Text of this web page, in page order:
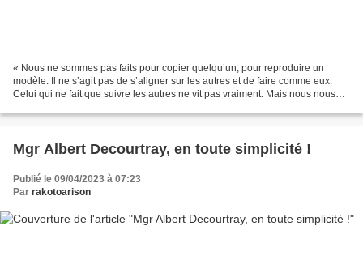
« Nous ne sommes pas faits pour copier quelqu’un, pour reproduire un
modèle. Il ne s’agit pas de s’aligner sur les autres et de faire comme eux.
Celui qui ne fait que suivre les autres ne vit pas vraiment. Mais nous nous
Mgr Albert Decourtray, en toute simplicité !
Publié le 09/04/2023 à 07:23
Par rakotoarison